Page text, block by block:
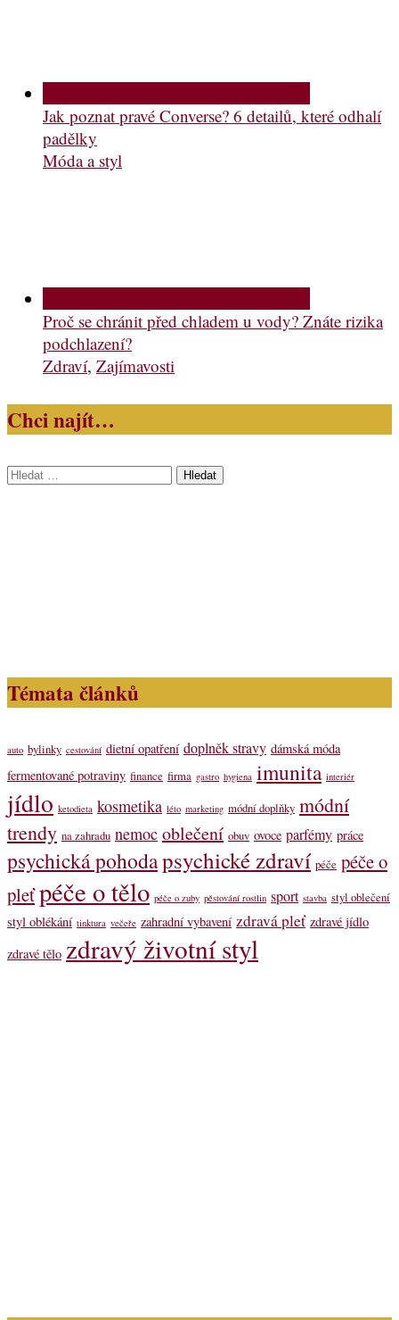
Jak poznat pravé Converse? 6 detailů, které odhalí
padělky
Móda a styl
Proč se chránit před chladem u vody? Znáte rizika
podchlazení?
Zdraví, Zajímavosti
Chci najít…
Vyhledávání
Témata článků
auto bylinky cestování dietní opatření doplněk stravy dámská móda
fermentované potraviny finance firma gastro hygiena imunita interiér
jídlo ketodieta kosmetika léto marketing módní doplňky módní
trendy na zahradu nemoc oblečení obuv ovoce parfémy práce
psychická pohodapsychické zdraví péče péče o
pleťpéče o tělo péče o zuby pěstování rostlin sport stavba styl oblečení
styl oblékání tinktura večeře zahradní vybavení zdravá pleť zdravé jídlo
zdravé tělo zdravý životní styl